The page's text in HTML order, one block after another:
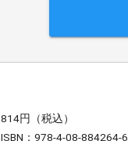
814円（税込）
ISBN：978-4-08-884264-6